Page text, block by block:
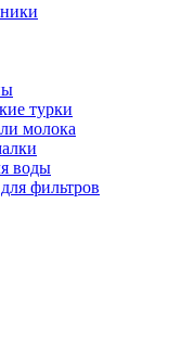
турки
молока
воды
фильтров